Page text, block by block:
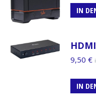
IN
9,50 €
IN